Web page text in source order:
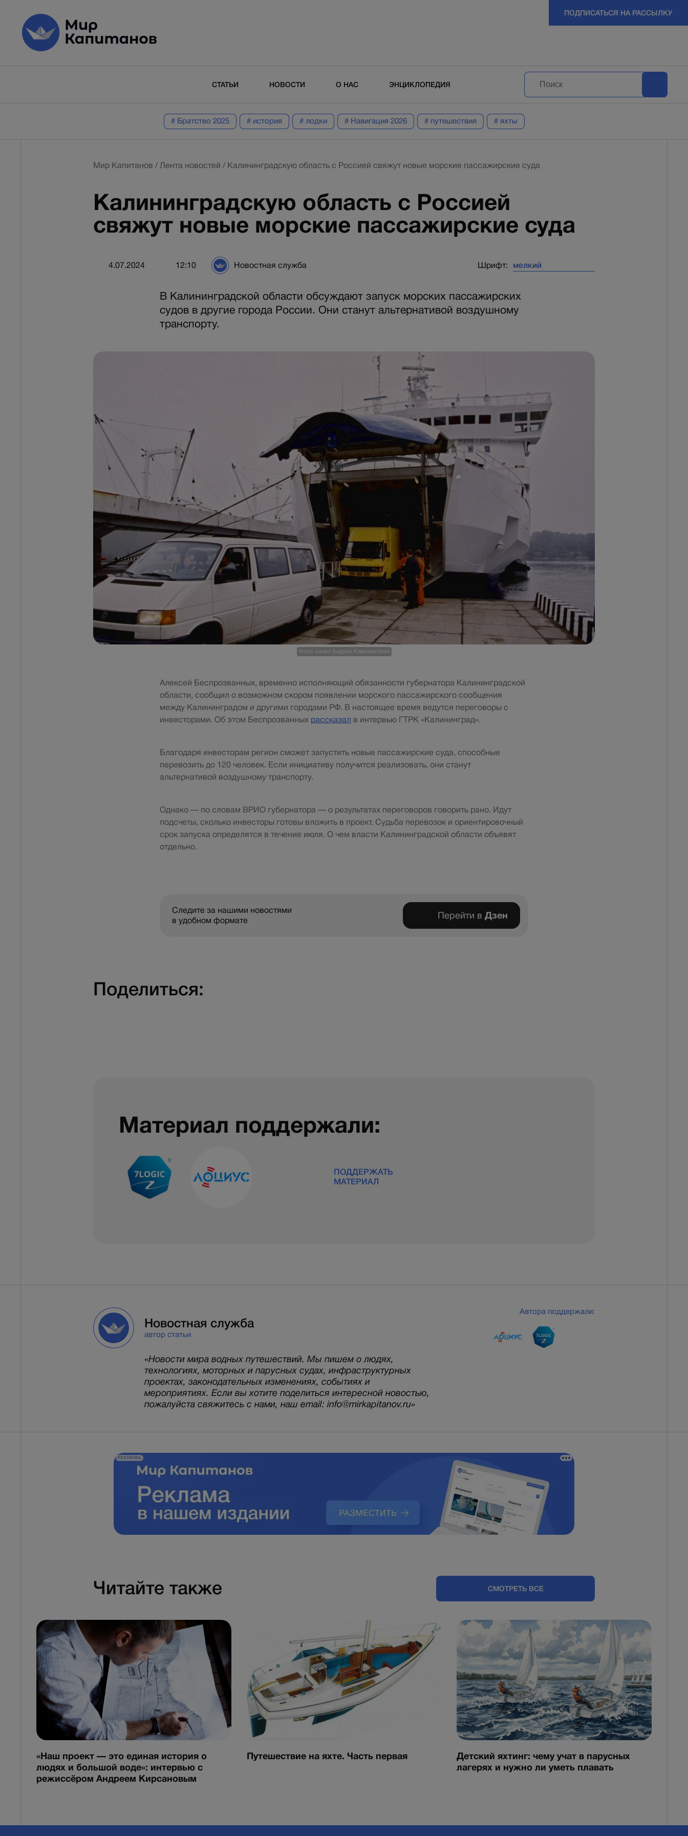
ПОДПИСАТЬСЯ НА РАССЫЛКУ
СТАТЬИ НОВОСТИ О НАС ЭНЦИКЛОПЕДИЯ
# Братство 2025 # история # лодки # Навигация 2026 # путешествия # яхты
Мир Капитанов / Лента новостей / Калининградскую область с Россией свяжут новые морские пассажирские суда
Калининградскую область с Россией
свяжут новые морские пассажирские суда
4.07.2024 12:10 Новостная служба Шрифт:
В Калининградской области обсуждают запуск морских пассажирских
судов в другие города России. Они станут альтернативой воздушному
транспорту.
Фото: канал Андрей Ковалев/dzen
Алексей Беспрозванных, временно исполняющий обязанности губернатора Калининградской
области, сообщил о возможном скором появлении морского пассажирского сообщения
между Калининградом и другими городами РФ. В настоящее время ведутся переговоры с
инвесторами. Об этом Беспрозванных рассказал в интервью ГТРК «Калининград».
Благодаря инвесторам регион сможет запустить новые пассажирские суда, способные
перевозить до 120 человек. Если инициативу получится реализовать, они станут
альтернативой воздушному транспорту.
Однако — по словам ВРИО губернатора — о результатах переговоров говорить рано. Идут
подсчеты, сколько инвесторы готовы вложить в проект. Судьба перевозок и ориентировочный
срок запуска определятся в течение июля. О чем власти Калининградской области объявят
отдельно.
Следите за нашими новостями
в удобном формате
Перейти в Дзен
Поделиться:
Материал поддержали:
ПОДДЕРЖАТЬ
МАТЕРИАЛ
Новостная служба
автор статьи
«Новости мира водных путешествий. Мы пишем о людях,
технологиях, моторных и парусных судах, инфраструктурных
проектах, законодательных изменениях, событиях и
мероприятиях. Если вы хотите поделиться интересной новостью,
пожалуйста свяжитесь с нами, наш email: info@mirkapitanov.ru»
Автора поддержали:
РЕКЛАМА
Читайте также СМОТРЕТЬ ВСЕ
«Наш проект — это единая история о
людях и большой воде»: интервью с
режиссёром Андреем Кирсановым
Путешествие на яхте. Часть первая
Детский яхтинг: чему учат в парусных
лагерях и нужно ли уметь плавать